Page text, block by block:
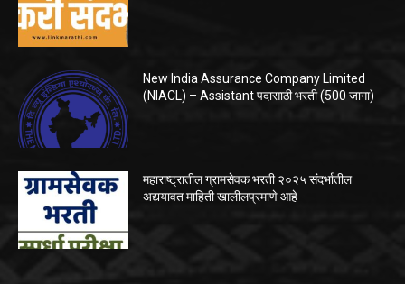
New India Assurance Company Limited
(NIACL) – Assistant पदासाठी भरती (500 जागा)
महाराष्ट्रातील ग्रामसेवक भरती २०२५ संदर्भातील
अद्ययावत माहिती खालीलप्रमाणे आहे